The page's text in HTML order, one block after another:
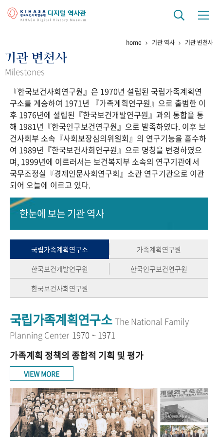
걸어온 길 기관 변천사
연구 역사
정책과 연구 키워드로 보는 연구 역사
연구자들
간행물 변천사
기록물 아카이브
사진 아카이브 문서 기록물 행정박물 영상 기록물
50+1 주년 기념
세계와 함께 한 KIHASA
VR 역사관
home 기관 역사 기관 변천사
기관 변천사
Milestones
『한국보건사회연구원』은 1970년 설립된 국립가족계획연
구소를 계승하여 1971년 『가족계획연구원』으로 출범한 이
후 1976년에 설립된『한국보건개발연구원』과의 통합을 통
해 1981년『한국인구보건연구원』으로 발족하였다. 이후 보
건사회부 소속『사회보장심의위원회』의 연구기능을 흡수하
여 1989년『한국보건사회연구원』으로 명칭을 변경하였으
며, 1999년에 이르러서는 보건복지부 소속의 연구기관에서
국무조정실『경제인문사회연구회』소관 연구기관으로 이관
되어 오늘에 이르고 있다.
한눈에 보는기관 역사
국립가족계획연구소
가족계획연구원
한국보건개발연구원
한국인구보건연구원
한국보건사회연구원
국립가족계획연구소 The National Family
Planning Center 1970 ~ 1971
가족계획 정책의 종합적 기획 및 평가
VIEW MORE